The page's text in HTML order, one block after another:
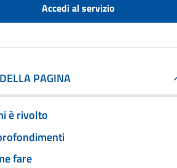
Accedi al servizio
PAGINA
è rivolto
fare